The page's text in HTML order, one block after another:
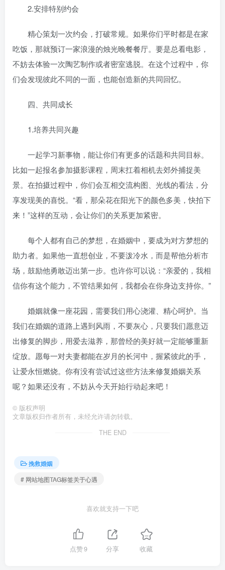
2.安排特别约会
精心策划一次约会，打破常规。如果你们平时都是在家
吃饭，那就预订一家浪漫的烛光晚餐餐厅。要是总看电影，
不妨去体验一次陶艺制作或者密室逃脱。在这个过程中，你
们会发现彼此不同的一面，也能创造新的共同回忆。
四、共同成长
1.培养共同兴趣
一起学习新事物，能让你们有更多的话题和共同目标。
比如一起报名参加摄影课程，周末扛着相机去郊外捕捉美
景。在拍摄过程中，你们会互相交流构图、光线的看法，分
享发现美的喜悦。“看，那朵花在阳光下的颜色多美，快拍下
来！”这样的互动，会让你们的关系更加紧密。
每个人都有自己的梦想，在婚姻中，要成为对方梦想的
助力者。如果他一直想创业，不要泼冷水，而是帮他分析市
场，鼓励他勇敢迈出第一步。也许你可以说：“亲爱的，我相
信你有这个能力，不管结果如何，我都会在你身边支持你。”
婚姻就像一座花园，需要我们用心浇灌、精心呵护。当
我们在婚姻的道路上遇到风雨，不要灰心，只要我们愿意迈
出修复的脚步，用爱去滋养，那曾经的美好就一定能够重新
绽放。愿每一对夫妻都能在岁月的长河中，握紧彼此的手，
让爱永恒燃烧。你有没有尝试过这些方法来修复婚姻关系
呢？如果还没有，不妨从今天开始行动起来吧！
© 版权声明
文章版权归作者所有，未经允许请勿转载。
THE END
挽救婚姻
# 网站地图TAG标签关于心遇
喜欢就支持一下吧
点赞9 分享 收藏